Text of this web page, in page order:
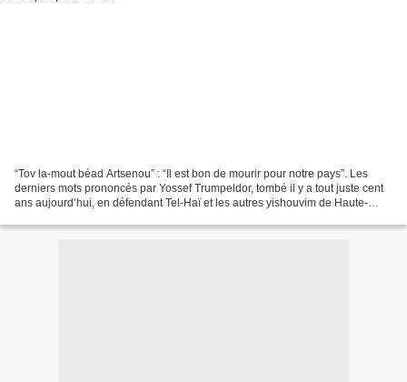
“Tov la-mout béad Artsenou” : “Il est bon de mourir pour notre pays”. Les
derniers mots prononcés par Yossef Trumpeldor, tombé il y a tout juste cent
ans aujourd’hui, en défendant Tel-Haï et les autres yishouvim de Haute-